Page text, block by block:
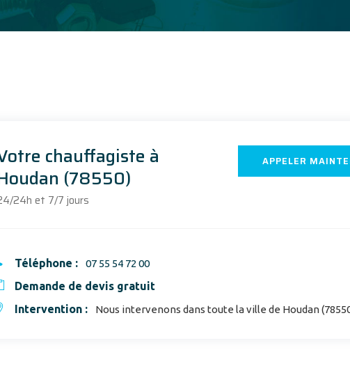
chauffagiste à
(78550)
24h et 7/7 jours
APPELER
Téléphone : 07 55 54 72 00
Demande de devis gratuit
Intervention :
Nous intervenons dans toute la ville de Houdan